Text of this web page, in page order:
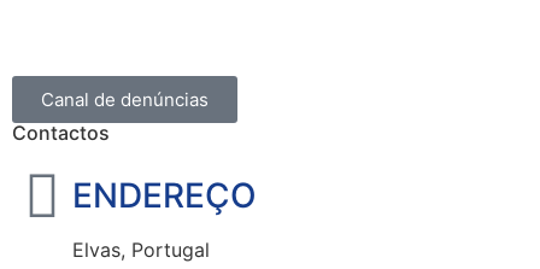
Canal de denúncias
Contactos
ENDEREÇO
Elvas, Portugal